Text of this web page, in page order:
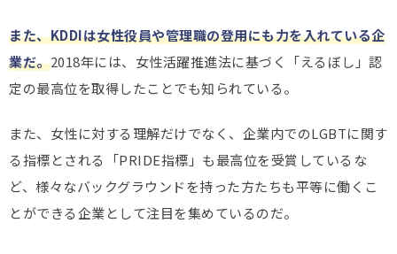
また、KDDIは女性役員や管理職の登用にも力を入れている企
業だ。2018年には、女性活躍推進法に基づく「えるぼし」認
定の最高位を取得したことでも知られている。
また、女性に対する理解だけでなく、企業内でのLGBTに関す
る指標とされる「PRIDE指標」も最高位を受賞しているな
ど、様々なバックグラウンドを持った方たちも平等に働くこ
とができる企業として注目を集めているのだ。